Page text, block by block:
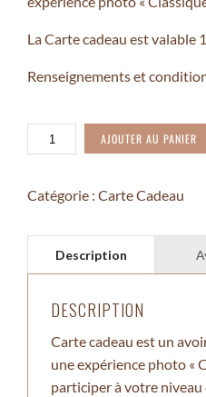
La Carte cadeau est valable
Renseignements et
QUANTITÉ
DE
CADEAU
"JE
DE
À
SOUVENIRS"
AJOUTER AU PANIER
Catégorie : Carte Cadeau
DESCRIPTION
Carte cadeau est un
une expérience photo «
participer à votre